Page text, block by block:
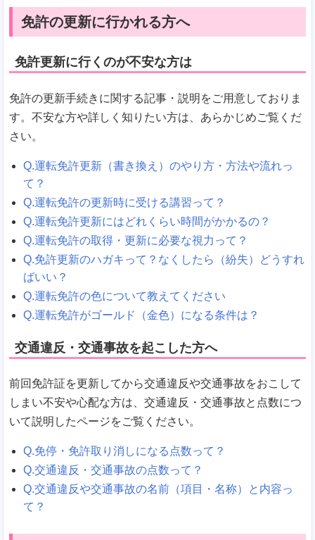
免許の更新に行かれる方へ
免許更新に行くのが不安な方は
免許の更新手続きに関する記事・説明をご用意しておりま
す。不安な方や詳しく知りたい方は、あらかじめご覧くだ
さい。
Q.運転免許更新（書き換え）のやり方・方法や流れっ
て？
Q.運転免許の更新時に受ける講習って？
Q.運転免許更新にはどれくらい時間がかかるの？
Q.運転免許の取得・更新に必要な視力って？
Q.免許更新のハガキって？なくしたら（紛失）どうすれ
ばいい？
Q.運転免許の色について教えてください
Q.運転免許がゴールド（金色）になる条件は？
交通違反・交通事故を起こした方へ
前回免許証を更新してから交通違反や交通事故をおこして
しまい不安や心配な方は、交通違反・交通事故と点数につ
いて説明したページをご覧ください。
Q.免停・免許取り消しになる点数って？
Q.交通違反・交通事故の点数って？
Q.交通違反や交通事故の名前（項目・名称）と内容っ
て？